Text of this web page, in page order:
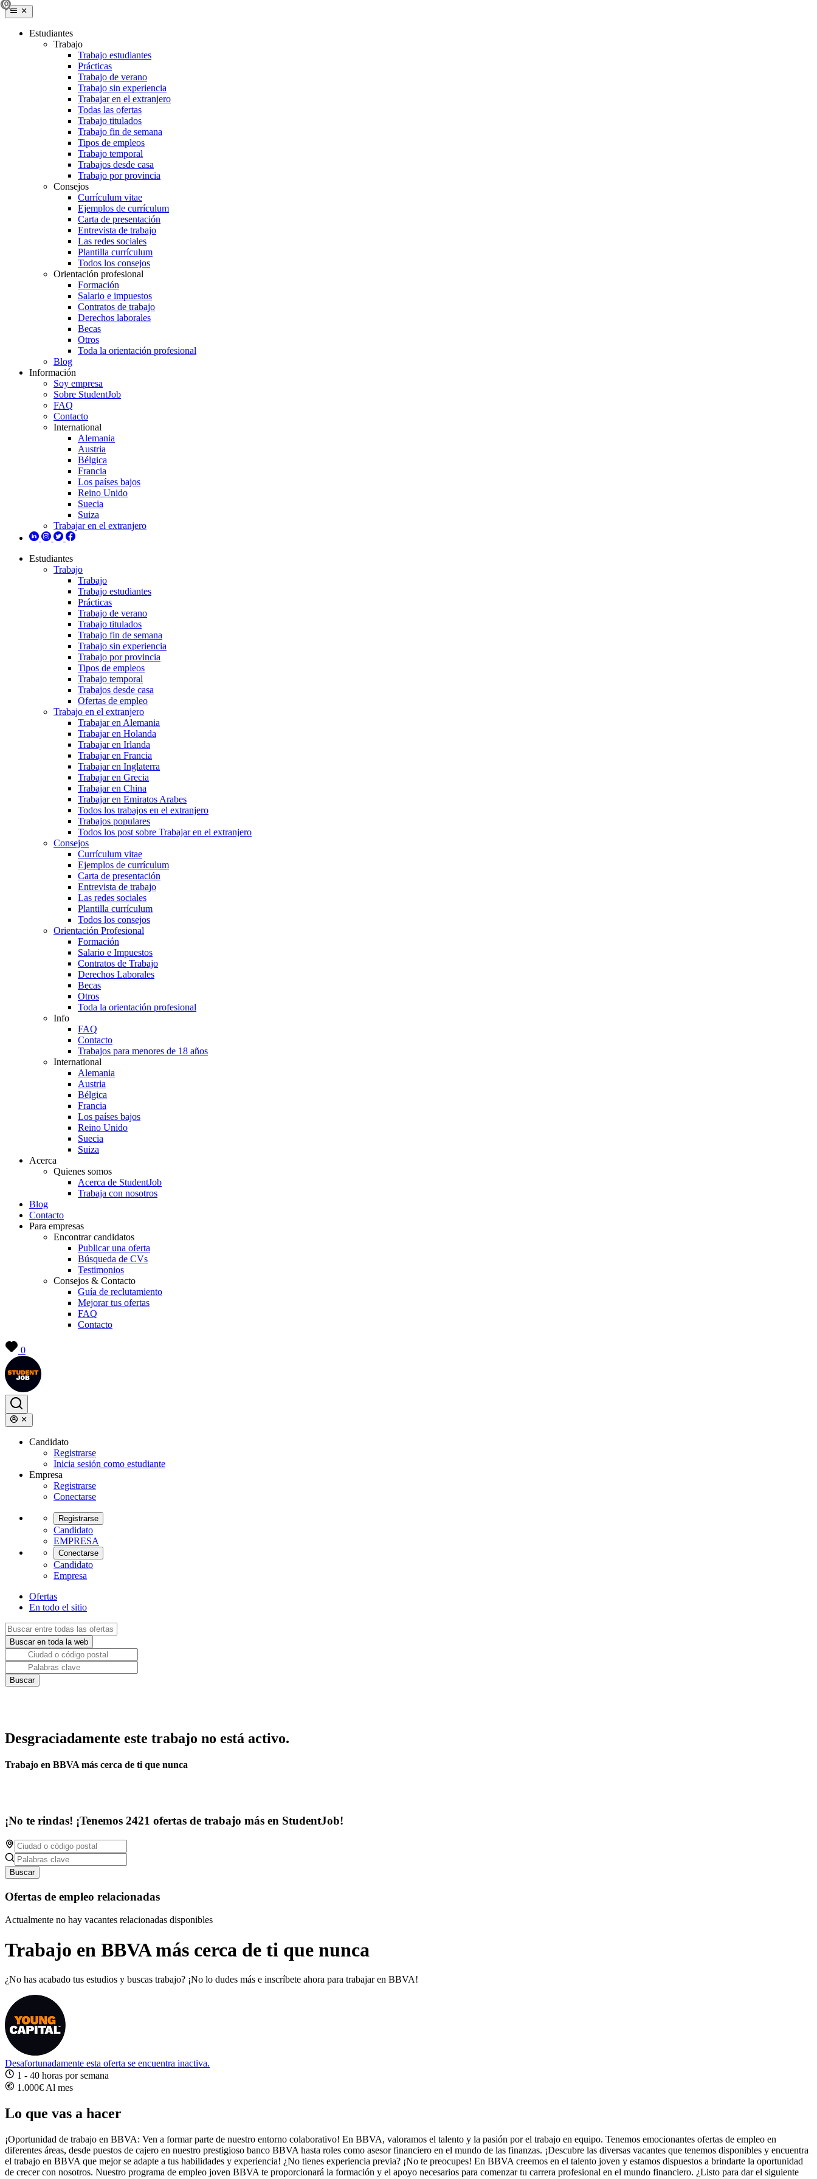
Estudiantes
Trabajo
Trabajo estudiantes
Prácticas
Trabajo de verano
Trabajo sin experiencia
Trabajar en el extranjero
Todas las ofertas
Trabajo titulados
Trabajo fin de semana
Tipos de empleos
Trabajo temporal
Trabajos desde casa
Trabajo por provincia
Consejos
Currículum vitae
Ejemplos de currículum
Carta de presentación
Entrevista de trabajo
Las redes sociales
Plantilla currículum
Todos los consejos
Orientación profesional
Formación
Salario e impuestos
Contratos de trabajo
Derechos laborales
Becas
Otros
Toda la orientación profesional
Blog
Información
Soy empresa
Sobre StudentJob
FAQ
Contacto
International
Alemania
Austria
Bélgica
Francia
Los países bajos
Reino Unido
Suecia
Suiza
Trabajar en el extranjero
Estudiantes
Trabajo
Trabajo
Trabajo estudiantes
Prácticas
Trabajo de verano
Trabajo titulados
Trabajo fin de semana
Trabajo sin experiencia
Trabajo por provincia
Tipos de empleos
Trabajo temporal
Trabajos desde casa
Ofertas de empleo
Trabajo en el extranjero
Trabajar en Alemania
Trabajar en Holanda
Trabajar en Irlanda
Trabajar en Francia
Trabajar en Inglaterra
Trabajar en Grecia
Trabajar en China
Trabajar en Emiratos Arabes
Todos los trabajos en el extranjero
Trabajos populares
Todos los post sobre Trabajar en el extranjero
Consejos
Currículum vitae
Ejemplos de currículum
Carta de presentación
Entrevista de trabajo
Las redes sociales
Plantilla currículum
Todos los consejos
Orientación Profesional
Formación
Salario e Impuestos
Contratos de Trabajo
Derechos Laborales
Becas
Otros
Toda la orientación profesional
Info
FAQ
Contacto
Trabajos para menores de 18 años
International
Alemania
Austria
Bélgica
Francia
Los países bajos
Reino Unido
Suecia
Suiza
Acerca
Quienes somos
Acerca de StudentJob
Trabaja con nosotros
Blog
Contacto
Para empresas
Encontrar candidatos
Publicar una oferta
Búsqueda de CVs
Testimonios
Consejos & Contacto
Guía de reclutamiento
Mejorar tus ofertas
FAQ
Contacto
0
Candidato
Registrarse
Inicia sesión como estudiante
Empresa
Registrarse
Conectarse
Registrarse
Candidato
EMPRESA
Conectarse
Candidato
Empresa
Ofertas
En todo el sitio
Desgraciadamente este trabajo no está activo.
Trabajo en BBVA más cerca de ti que nunca
¡No te rindas! ¡Tenemos 2421 ofertas de trabajo más en StudentJob!
Buscar
Ofertas de empleo relacionadas
Actualmente no hay vacantes relacionadas disponibles
Trabajo en BBVA más cerca de ti que nunca
¿No has acabado tus estudios y buscas trabajo? ¡No lo dudes más e inscríbete ahora para trabajar en BBVA!
Desafortunadamente esta oferta se encuentra inactiva.
1 - 40 horas por semana
1.000€ Al mes
Lo que vas a hacer
¡Oportunidad de trabajo en BBVA: Ven a formar parte de nuestro entorno colaborativo! En BBVA, valoramos el talento y la pasión por el trabajo en equipo. Tenemos emocionantes ofertas de empleo en
diferentes áreas, desde puestos de cajero en nuestro prestigioso banco BBVA hasta roles como asesor financiero en el mundo de las finanzas. ¡Descubre las diversas vacantes que tenemos disponibles y encuentra
el trabajo en BBVA que mejor se adapte a tus habilidades y experiencia! ¿No tienes experiencia previa? ¡No te preocupes! En BBVA creemos en el talento joven y estamos dispuestos a brindarte la oportunidad
de crecer con nosotros. Nuestro programa de empleo joven BBVA te proporcionará la formación y el apoyo necesarios para comenzar tu carrera profesional en el mundo financiero. ¿Listo para dar el siguiente